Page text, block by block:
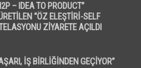
– IDEA TO PRODUCT”
“ÖZ ELEŞTİRİ-SELF
ZİYARETE AÇILDI
İŞ BİRLİĞİNDEN GEÇİYOR”